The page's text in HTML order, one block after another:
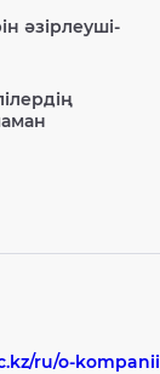
әзірлеуші-
ru/o-kompanii